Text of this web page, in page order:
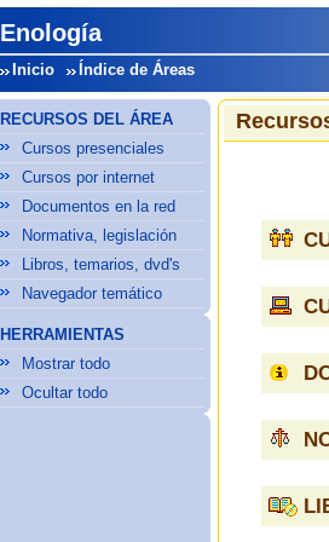
Enología
Inicio Índice de Áreas
RECURSOS DEL ÁREA
Cursos presenciales
Cursos por internet
Documentos en la red
Normativa, legislación
Libros, temarios, dvd's
Navegador temático
HERRAMIENTAS
Mostrar todo
Ocultar todo